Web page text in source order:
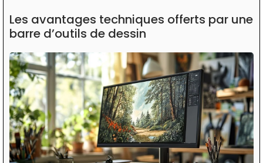
Les avantages techniques offerts par une
barre d’outils de dessin